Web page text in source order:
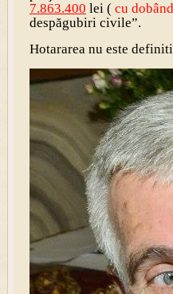
7.863.400 lei ( cu
despăgubiri civile”.
Hotararea nu este